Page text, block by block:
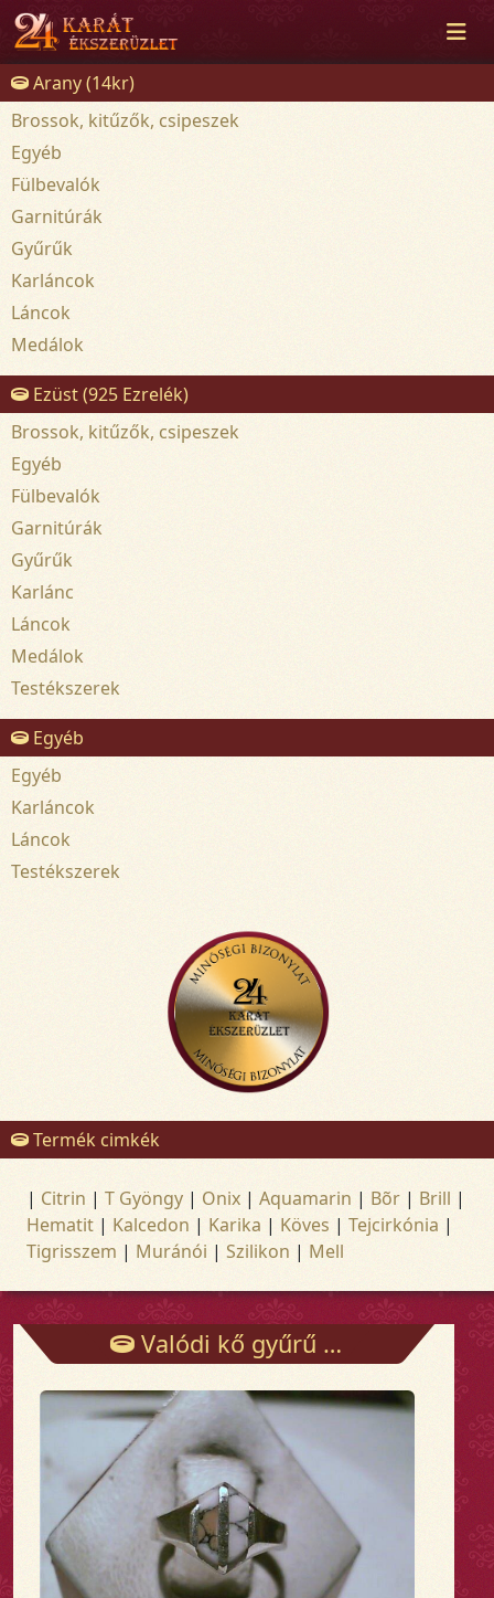
Arany (14kr)
Brossok, kitűzők, csipeszek
Egyéb
Fülbevalók
Garnitúrák
Gyűrűk
Karláncok
Láncok
Medálok
Ezüst (925 Ezrelék)
Brossok, kitűzők, csipeszek
Egyéb
Fülbevalók
Garnitúrák
Gyűrűk
Karlánc
Láncok
Medálok
Testékszerek
Egyéb
Egyéb
Karláncok
Láncok
Testékszerek
Termék cimkék
| Citrin | T Gyöngy | Onix | Aquamarin | Bõr | Brill |
Hematit | Kalcedon | Karika | Köves | Tejcirkónia |
Tigrisszem | Muránói | Szilikon | Mell
Valódi kő gyűrű - Gyűrűk - Arany és ezüst ékszerek